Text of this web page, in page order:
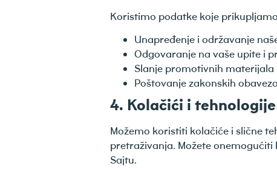
Koristimo podatke koje
Unapređenje i održavanje
Odgovaranje na vaše upite i
Slanje promotivnih materijala
Poštovanje zakonskih obaveza
4. Kolačići i
Možemo koristiti kolačiće i slične
pretraživanja. Možete
Sajtu.